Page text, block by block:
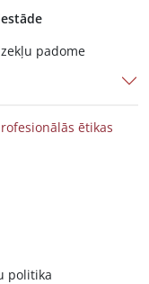
padome
ētikas
politika